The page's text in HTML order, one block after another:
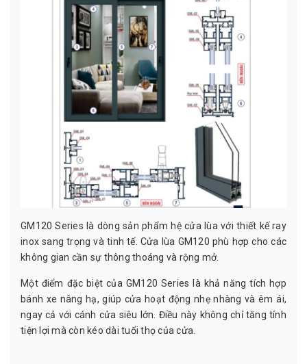
GM120 Series là dòng sản phẩm hệ cửa lùa với thiết kế ray
inox sang trọng và tinh tế. Cửa lùa GM120 phù hợp cho các
không gian cần sự thông thoáng và rộng mở.
Một điểm đặc biệt của GM120 Series là khả năng tích hợp
bánh xe nâng hạ, giúp cửa hoạt động nhẹ nhàng và êm ái,
ngay cả với cánh cửa siêu lớn. Điều này không chỉ tăng tính
tiện lợi mà còn kéo dài tuổi thọ của cửa.